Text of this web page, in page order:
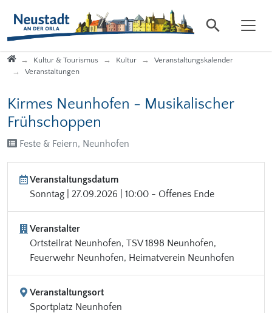
StartseiteKultur & Tourismus Kultur
Veranstaltungskalender
Veranstaltungen
Kirmes Neunhofen - Musikalischer
Frühschoppen
Feste & Feiern, Neunhofen
Veranstaltungsdatum
Sonntag | 27.09.2026 | 10:00 - Offenes Ende
Veranstalter
Ortsteilrat Neunhofen, TSV 1898 Neunhofen,
Feuerwehr Neunhofen, Heimatverein Neunhofen
Veranstaltungsort
Sportplatz Neunhofen